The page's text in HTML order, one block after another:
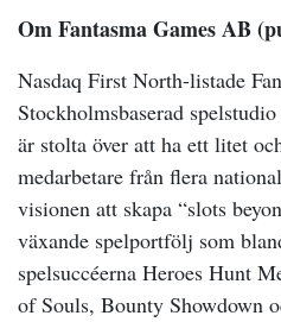
Om Fantasma Games AB
Nasdaq First North-listade
Stockholmsbaserad
är stolta över att ha ett litet
medarbetare från flera
visionen att skapa “slots
växande spelportfölj som
spelsuccéerna Heroes Hunt
of Souls, Bounty Showdown